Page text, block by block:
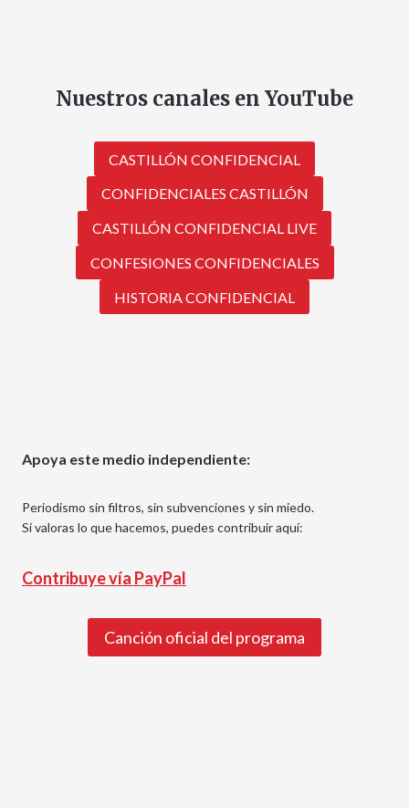
Nuestros canales en YouTube
CASTILLÓN CONFIDENCIAL
CONFIDENCIALES CASTILLÓN
CASTILLÓN CONFIDENCIAL LIVE
CONFESIONES CONFIDENCIALES
HISTORIA CONFIDENCIAL
Apoya este medio independiente:
Periodismo sin filtros, sin subvenciones y sin miedo.
Si valoras lo que hacemos, puedes contribuir aquí:
Contribuye vía PayPal
Canción oficial del programa